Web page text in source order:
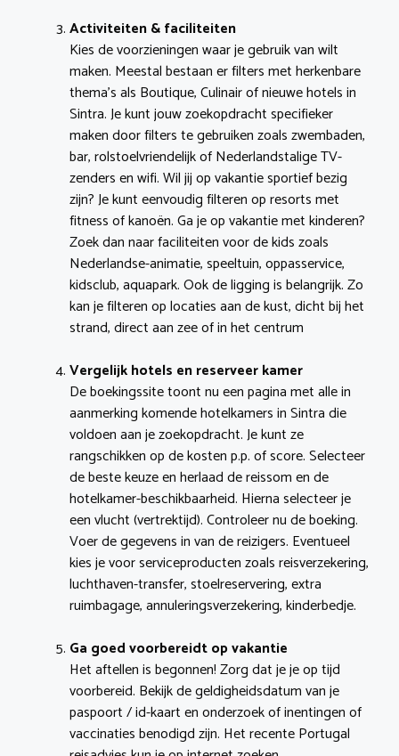
Activiteiten & faciliteiten
Kies de voorzieningen waar je gebruik van wilt
maken. Meestal bestaan er filters met herkenbare
thema’s als Boutique, Culinair of nieuwe hotels in
Sintra. Je kunt jouw zoekopdracht specifieker
maken door filters te gebruiken zoals zwembaden,
bar, rolstoelvriendelijk of Nederlandstalige TV-
zenders en wifi. Wil jij op vakantie sportief bezig
zijn? Je kunt eenvoudig filteren op resorts met
fitness of kanoën. Ga je op vakantie met kinderen?
Zoek dan naar faciliteiten voor de kids zoals
Nederlandse-animatie, speeltuin, oppasservice,
kidsclub, aquapark. Ook de ligging is belangrijk. Zo
kan je filteren op locaties aan de kust, dicht bij het
strand, direct aan zee of in het centrum
Vergelijk hotels en reserveer kamer
De boekingssite toont nu een pagina met alle in
aanmerking komende hotelkamers in Sintra die
voldoen aan je zoekopdracht. Je kunt ze
rangschikken op de kosten p.p. of score. Selecteer
de beste keuze en herlaad de reissom en de
hotelkamer-beschikbaarheid. Hierna selecteer je
een vlucht (vertrektijd). Controleer nu de boeking.
Voer de gegevens in van de reizigers. Eventueel
kies je voor serviceproducten zoals reisverzekering,
luchthaven-transfer, stoelreservering, extra
ruimbagage, annuleringsverzekering, kinderbedje.
Ga goed voorbereidt op vakantie
Het aftellen is begonnen! Zorg dat je je op tijd
voorbereid. Bekijk de geldigheidsdatum van je
paspoort / id-kaart en onderzoek of inentingen of
vaccinaties benodigd zijn. Het recente Portugal